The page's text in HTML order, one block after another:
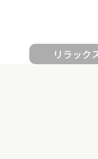
リラック